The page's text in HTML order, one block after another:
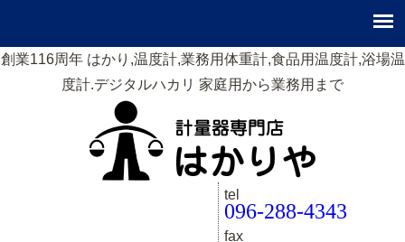
創業116周年 はかり,温度計,業務用体重計,食品用温度計,浴場温
度計.デジタルハカリ 家庭用から業務用まで
tel
096-288-4343
fax